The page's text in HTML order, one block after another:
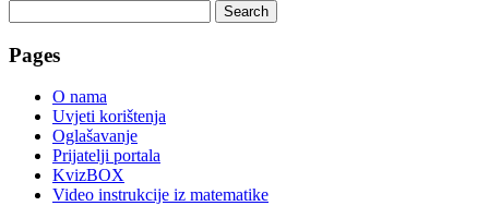
Search
Pages
O nama
Uvjeti korištenja
Oglašavanje
Prijatelji portala
KvizBOX
Video instrukcije iz matematike